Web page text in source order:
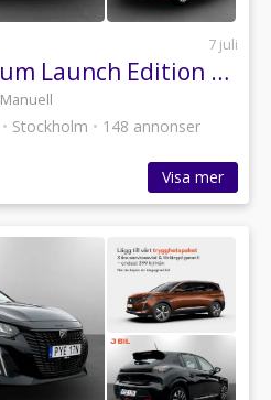
7 juli
Ford Focus Titanium Launch Edition 1.0 EcoBoost 125hk B-KAMERA
Manuell
• Stockholm • 148 annonser
Visa mer